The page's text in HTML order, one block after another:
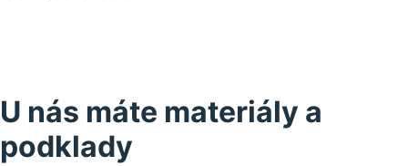
U nás máte materiály a
podklady